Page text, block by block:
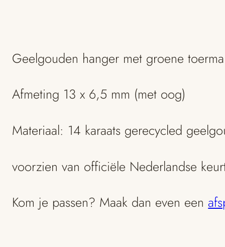
Geelgouden hanger met groene
Afmeting 13 x 6,5 mm (met oog)
Materiaal: 14 karaats gerecycled
voorzien van officiële Nederlandse
Kom je passen? Maak dan even een